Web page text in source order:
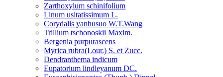
Zarthoxylum schinifolium
Linum usitatissimum L.
Corydalis yanhusuo W.T.Wang
Trillium tschonoskii Maxim.
Bergenia purpurascens
Myrica rubra(Lour.) S. et Zucc.
Dendranthema indicum
Eupatorium lindleyanum DC.